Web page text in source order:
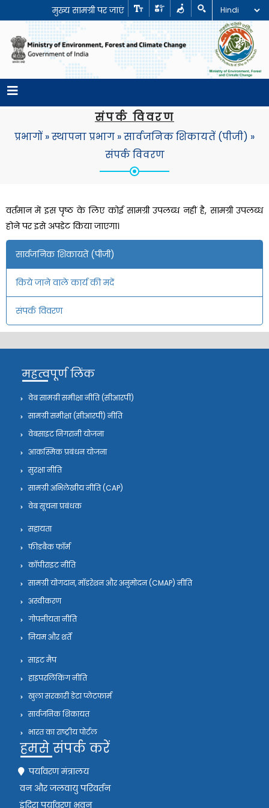
मुख्य सामग्री पर जाएं
संपर्क विवरण
प्रभागों »स्थापना प्रभाग »सार्वजनिक शिकायतें (पीजी) »
संपर्क विवरण
सार्वजनिक शिकायतें (पीजी)
किये जाने वाले कार्य की मदें
संपर्क विवरण
वर्तमान में इस पृष्ठ के लिए कोई सामग्री उपलब्ध नहीं है, सामग्री उपलब्ध
होने पर इसे अपडेट किया जाएगा।
महत्वपूर्ण लिंक
वेब सामग्री समीक्षा नीति (सीआरपी)
सामग्री समीक्षा (सीआरपी) नीति
वेबसाइट निगरानी योजना
आकस्मिक प्रबंधन योजना
सुरक्षा नीति
सामग्री अभिलेखीय नीति (CAP)
वेब सूचना प्रबंधक
सहायता
फीडबैक फॉर्म
कॉपीराइट नीति
सामग्री योगदान, मॉडरेशन और अनुमोदन (CMAP) नीति
अस्वीकरण
गोपनीयता नीति
नियम और शर्तें
साइट मैप
हाइपरलिंकिंग नीति
खुला सरकारी डेटा प्लेटफार्म
सार्वजनिक शिकायत
भारत का राष्ट्रीय पोर्टल
हमसे संपर्क करें
पर्यावरण मंत्रालय
वन और जलवायु परिवर्तन
इंदिरा पर्यावरण भवन